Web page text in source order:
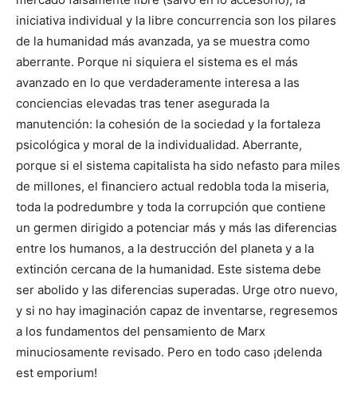
iniciativa individual y la libre concurrencia son los pilares
de la humanidad más avanzada, ya se muestra como
aberrante. Porque ni siquiera el sistema es el más
avanzado en lo que verdadera­mente interesa a las
conciencias elevadas tras tener asegurada la
manutención: la cohesión de la sociedad y la fortaleza
psicológica y moral de la individualidad. Aberrante,
porque si el sistema ca­pitalista ha sido nefasto para miles
de millones, el financiero ac­tual redobla toda la miseria,
toda la podredumbre y toda la co­rrupción que contiene
un germen di­rigido a potenciar más y más las diferencias
entre los humanos, a la destrucción del planeta y a la
extinción cercana de la humanidad. Este sistema debe
ser abo­lido y las diferencias su­peradas. Urge otro nuevo,
y si no hay imaginación capaz de inventarse, regresemos
a los fundamentos del pensamiento de Marx
minuciosamente revisado. Pero en todo caso ¡delenda
est emporium!